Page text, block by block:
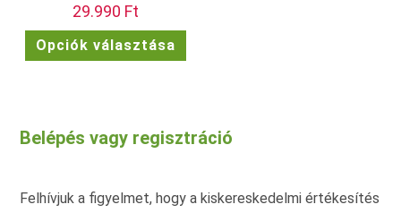
29.990 Ft
Opciók választása
terméknek
a
termékoldalon
Belépés vagy regisztráció
Felhívjuk a figyelmet, hogy a kiskereskedelmi értékesítés